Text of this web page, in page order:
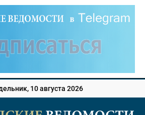
10 августа 2026